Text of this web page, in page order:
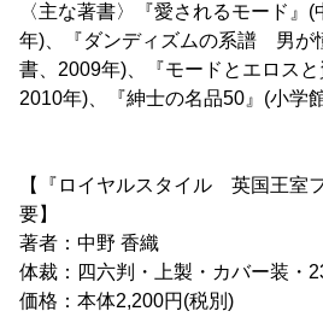
〈主な著書〉『愛されるモード』
年)、『ダンディズムの系譜 男が
書、2009年)、『モードとエロスと
2010年)、『紳士の名品50』(小学
【『ロイヤルスタイル 英国王室
要】
著者：中野 香織
体裁：四六判・上製・カバー装・
価格：本体2,200円(税別)